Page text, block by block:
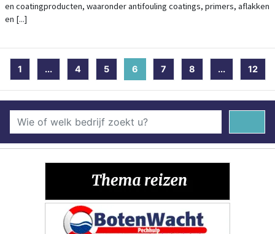
en coatingproducten, waaronder antifouling coatings, primers, aflakken
en [...]
1 ... 4 5 6 (current)
7 8 ... 12